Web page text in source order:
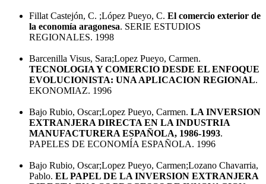
Fillat Castejón, C. ;López Pueyo, C. El comercio exterior de
la economía aragonesa. SERIE ESTUDIOS
REGIONALES. 1998
Barcenilla Visus, Sara;Lopez Pueyo, Carmen.
TECNOLOGIA Y COMERCIO DESDE EL ENFOQUE
EVOLUCIONISTA: UNA APLICACION REGIONAL.
EKONOMIAZ. 1996
Bajo Rubio, Oscar;Lopez Pueyo, Carmen. LA INVERSION
EXTRANJERA DIRECTA EN LA INDUSTRIA
MANUFACTURERA ESPAÑOLA, 1986-1993.
PAPELES DE ECONOMÍA ESPAÑOLA. 1996
Bajo Rubio, Oscar;Lopez Pueyo, Carmen;Lozano Chavarria,
Pablo. EL PAPEL DE LA INVERSION EXTRANJERA